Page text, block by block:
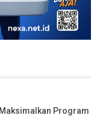
Program